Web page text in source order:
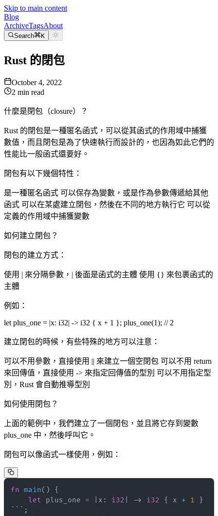
Skip to main content
Blog
ArchiveTagsAbout
Search K
Rust 的閉包
October 4, 2022
2 min read
什麼是閉包（closure）？
Rust 的閉包是一種匿名函式，可以從其函式的作用域中捕獲
數值，而且閉包是為了快速執行而設計的，也因為如此它們的
性能比一般函式還要好。
閉包有以下幾個特性：
是一種匿名函式 可以保存為變數，或是作為參數傳遞給其他
函式 可以在某處建立閉包，然後在不同的地方執行它 可以從
定義的作用域中捕獲變數
如何建立閉包？
閉包的建立方式：
使用 | 來分隔參數，| 後面是函式的主體 使用 {} 來包裹函式的
主體
例如：
let plus_one = |x: i32| -> i32 { x + 1 }; plus_one(1); // 2
建立閉包的時候，有些特殊的地方可以注意：
可以不用參數，直接使用 || 來建立一個空閉包 可以不用 return
來回傳值，直接使用 -> 來指定回傳值的型別 可以不用指定型
別，Rust 會自動推導型別
如何使用閉包？
上面的範例中，我們建立了一個閉包，並且將它存到變數
plus_one 中，然後呼叫它。
閉包可以像函式一樣使用，例如：
fn main( )
{
let plus_one = x : i32 -> i32 { x + 1
}
;